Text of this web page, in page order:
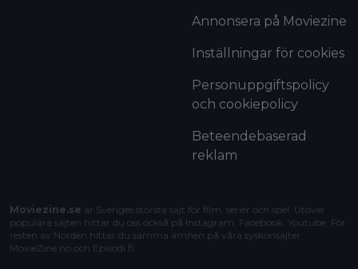
Annonsera på Moviezine
Inställningar för cookies
Personuppgiftspolicy
och cookiepolicy
Beteendebaserad
reklam
Moviezine.se är Sveriges största sajt för film, serier och spel. Utöver
populära sajten hittar du oss också på Instagram, Facebook, Youtube. För
resten av Norden hittar du samma ämnen på våra syskonsajter
MovieZine.no och Episodi.fi